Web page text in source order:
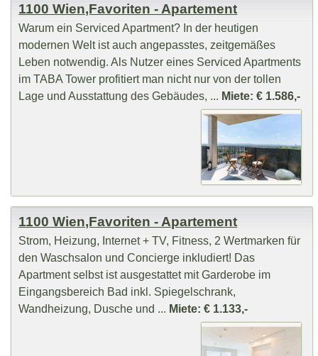
1100 Wien,Favoriten - Apartement
Warum ein Serviced Apartment? In der heutigen
modernen Welt ist auch angepasstes, zeitgemäßes
Leben notwendig. Als Nutzer eines Serviced Apartments
im TABA Tower profitiert man nicht nur von der tollen
Lage und Ausstattung des Gebäudes, ... Miete: € 1.586,-
1100 Wien,Favoriten - Apartement
Strom, Heizung, Internet + TV, Fitness, 2 Wertmarken für
den Waschsalon und Concierge inkludiert! Das
Apartment selbst ist ausgestattet mit Garderobe im
Eingangsbereich Bad inkl. Spiegelschrank,
Wandheizung, Dusche und ... Miete: € 1.133,-